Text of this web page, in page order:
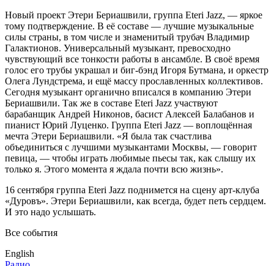
Новый проект Этери Бериашвили, группа Eteri Jazz, — яркое
тому подтверждение. В её составе — лучшие музыкальные
силы страны, в том числе и знаменитый трубач Владимир
Галактионов. Универсальный музыкант, превосходно
чувствующий все тонкости работы в ансамбле. В своё время
голос его трубы украшал и биг-бэнд Игоря Бутмана, и оркестр
Олега Лундстрема, и ещё массу прославленных коллективов.
Сегодня музыкант органично вписался в компанию Этери
Бериашвили. Так же в составе Eteri Jazz участвуют
барабанщик Андрей Никонов, басист Алексей Балабанов и
пианист Юрий Луценко. Группа Eteri Jazz — воплощённая
мечта Этери Бериашвили. «Я была так счастлива
объединиться с лучшими музыкантами Москвы, — говорит
певица, — чтобы играть любимые пьесы так, как слышу их
только я. Этого момента я ждала почти всю жизнь».
16 сентября группа Eteri Jazz поднимется на сцену арт-клуба
«Дуровъ». Этери Бериашвили, как всегда, будет петь сердцем.
И это надо услышать.
Все события
English